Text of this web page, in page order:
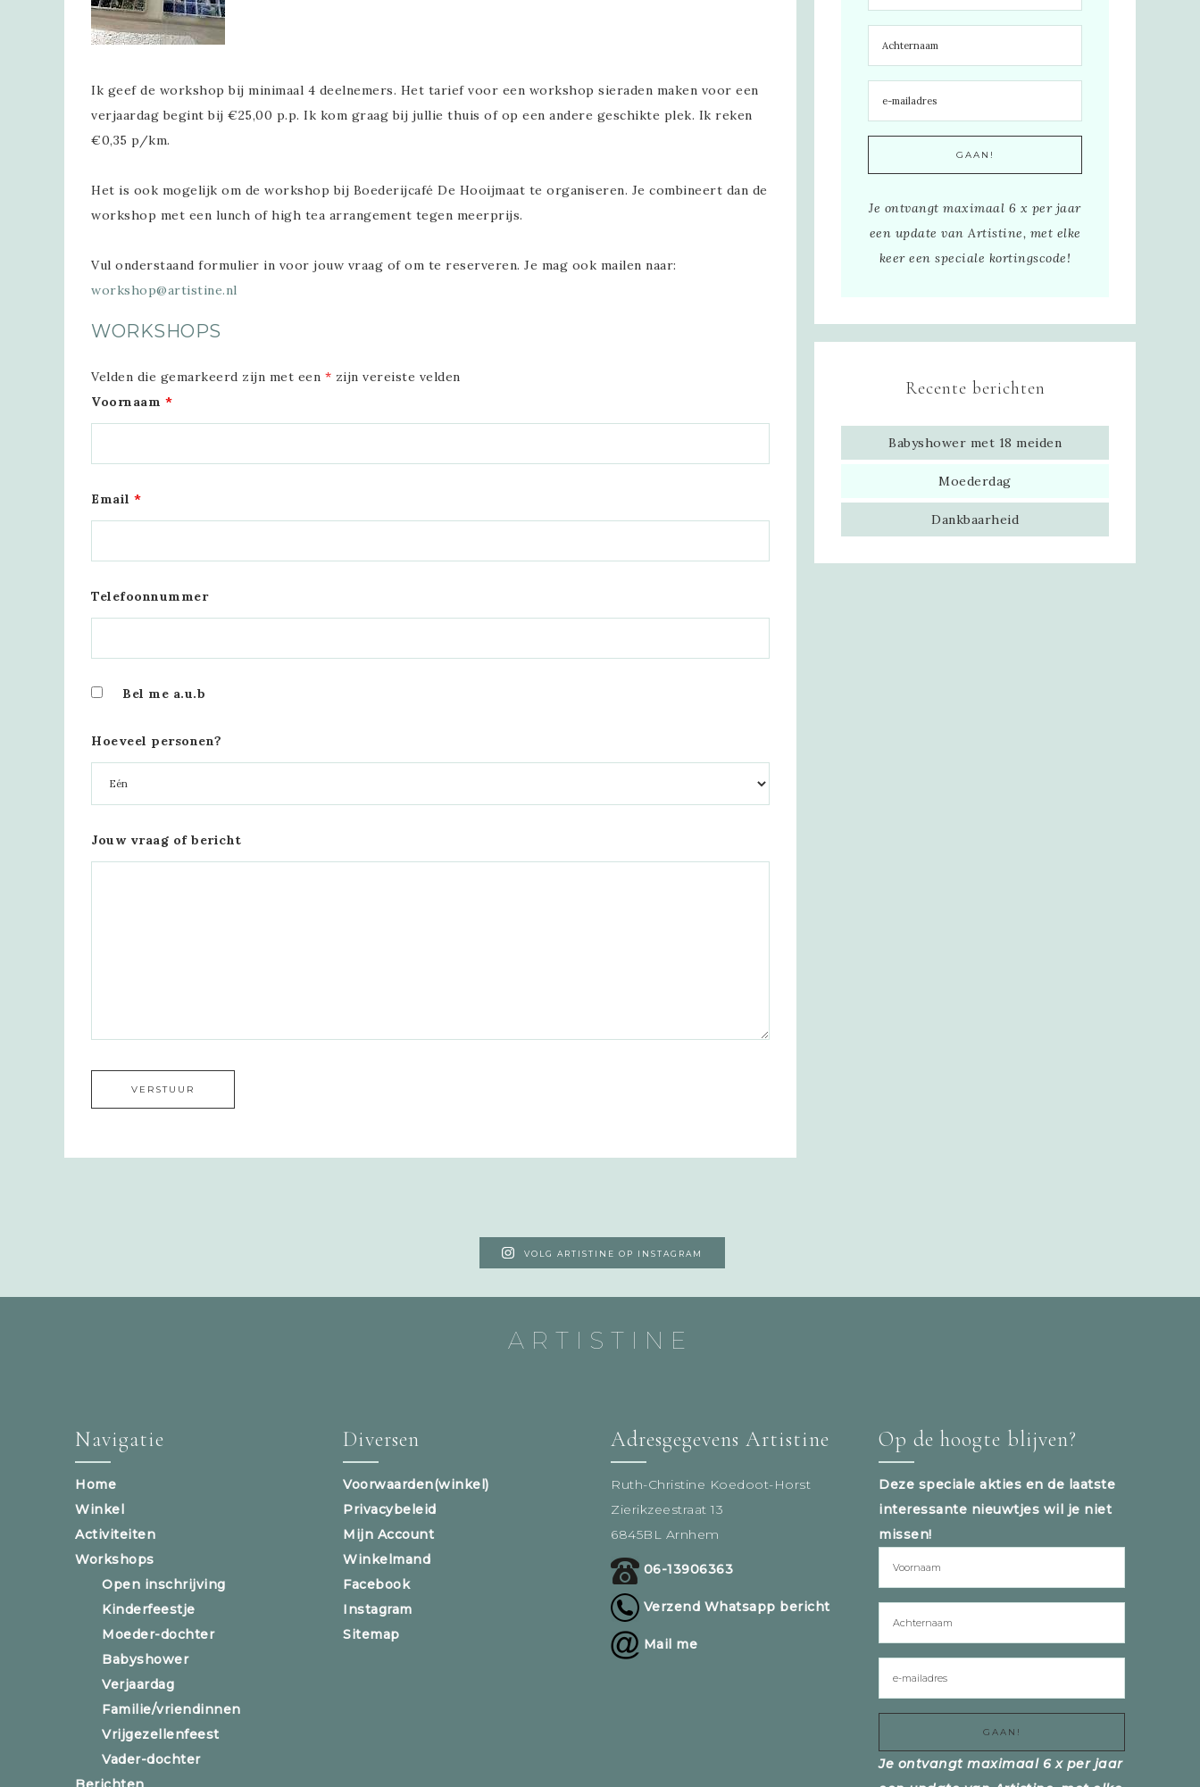
Ik geef de workshop bij minimaal 4 deelnemers. Het tarief voor een workshop sieraden maken voor een
verjaardagbegint bij €25,00 p.p. Ik kom graag bij jullie thuis of op een andere geschikte plek. Ik reken
€0,35 p/km.
Het is ook mogelijk om de workshop bij Boederijcafé De Hooijmaat te organiseren. Je combineert dan de
workshop met een lunch of high tea arrangement tegen meerprijs.
Vul onderstaand formulier in voor jouw vraag of om te reserveren. Je mag ook mailen naar:
workshop@artistine.nl
WORKSHOPS
Velden die gemarkeerd zijn met een * zijn vereiste velden
Voornaam *
Email *
Telefoonnummer
Bel me a.u.b
Hoeveel personen?
Jouw vraag of bericht
Je ontvangt maximaal 6 x per jaar
een update van Artistine, met elke
keer een speciale kortingscode!
Recente berichten
Babyshower met 18 meiden
Moederdag
Dankbaarheid
VOLG ARTISTINE OP INSTAGRAM
ARTISTINE
Navigatie
Home
Winkel
Activiteiten
Workshops
Open inschrijving
Kinderfeestje
Moeder-dochter
Babyshower
Verjaardag
Familie/vriendinnen
Vrijgezellenfeest
Vader-dochter
Diversen
Voorwaarden(winkel)
Privacybeleid
Mijn Account
Winkelmand
Facebook
Instagram
Sitemap
Adresgegevens Artistine
Ruth-Christine Koedoot-Horst
Zierikzeestraat 13
6845BL Arnhem
06-13906363
Verzend Whatsapp bericht
Mail me
Op de hoogte blijven?
Deze speciale akties en de laatste
interessante nieuwtjes wil je niet
missen!
Je ontvangt maximaal 6 x per jaar